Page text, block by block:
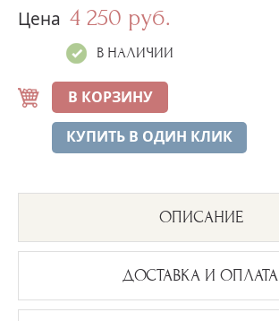
Цена 4 250 руб.
В НАЛИЧИИ
В КОРЗИНУ
КУПИТЬ В ОДИН КЛИК
ОПИСАНИЕ
ДОСТАВКА И ОПЛАТА